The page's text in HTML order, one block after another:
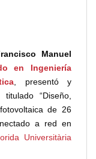
Manuel
en Ingeniería
, presentó y
“Diseño,
de 26
a red en
Universitària